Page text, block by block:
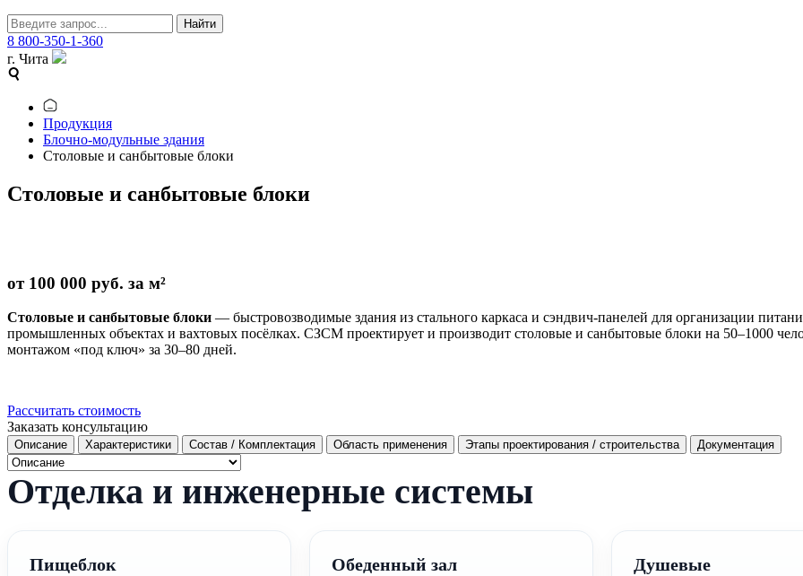
Найти
8 800-350-1-360
г. Чита
Продукция
Блочно-модульные здания
Столовые и санбытовые блоки
Столовые и санбытовые блоки
от 100 000 руб. за м²
Столовые и санбытовые блоки — быстровозводимые здания из стального каркаса и сэндвич-панелей для организации
промышленных объектах и вахтовых посёлках. СЗСМ проектирует и производит столовые и санбытовые блоки на 50–1000
монтажом «под ключ» за 30–80 дней.
Рассчитать стоимость
Заказать консультацию
Описание Характеристики Состав / Комплектация Область применения Этапы проектирования / строительства Документация
Отделка и инженерные системы
Пищеблок Обеденный зал Душевые